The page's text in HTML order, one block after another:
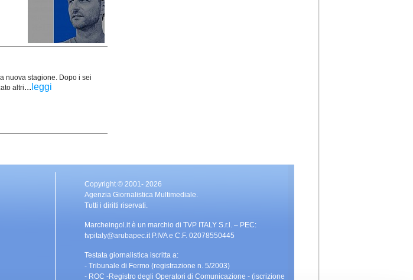
nuova stagione. Dopo i sei
altri... leggi
Copyright © 2001- 2026
Agenzia Giornalistica Multimediale.
Tutti i diritti riservati.
Marcheingol.it è un marchio di TVP ITALY S.r.l. – PEC:
tvpitaly@arubapec.it P.IVA e C.F. 02078550445
Testata giornalistica iscritta a:
- Tribunale di Fermo (registrazione n. 5/2003)
- ROC -Registro degli Operatori di Comunicazione - (iscrizione